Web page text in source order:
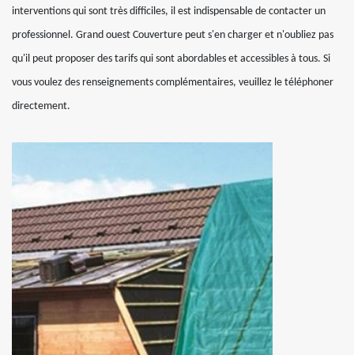
interventions qui sont très difficiles, il est indispensable de contacter un
professionnel. Grand ouest Couverture peut s'en charger et n'oubliez pas
qu'il peut proposer des tarifs qui sont abordables et accessibles à tous. Si
vous voulez des renseignements complémentaires, veuillez le téléphoner
directement.